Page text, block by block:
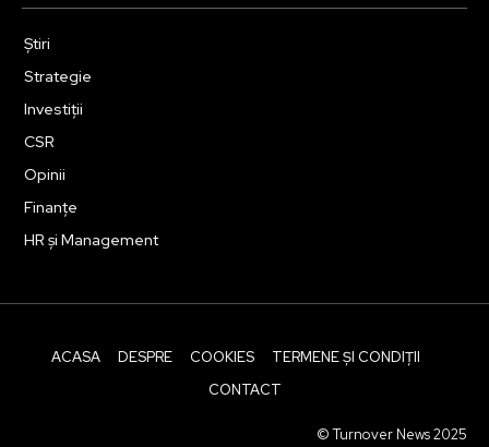
Știri
Strategie
Investiții
CSR
Opinii
Finanțe
HR și Management
ACASA DESPRE COOKIES
TERMENE ȘI CONDIȚII
CONTACT
© Turnover News 2025